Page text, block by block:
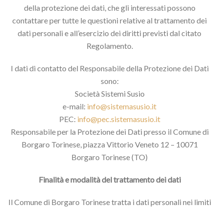
della protezione dei dati, che gli interessati possono
contattare per tutte le questioni relative al trattamento dei
dati personali e all’esercizio dei diritti previsti dal citato
Regolamento.
I dati di contatto del Responsabile della Protezione dei Dati
sono:
Società Sistemi Susio
e-mail: info@sistemasusio.it
PEC: info@pec.sistemasusio.it
Responsabile per la Protezione dei Dati presso il Comune di
Borgaro Torinese, piazza Vittorio Veneto 12 – 10071
Borgaro Torinese (TO)
Finalità e modalità del trattamento dei dati
Il Comune di Borgaro Torinese tratta i dati personali nei limiti